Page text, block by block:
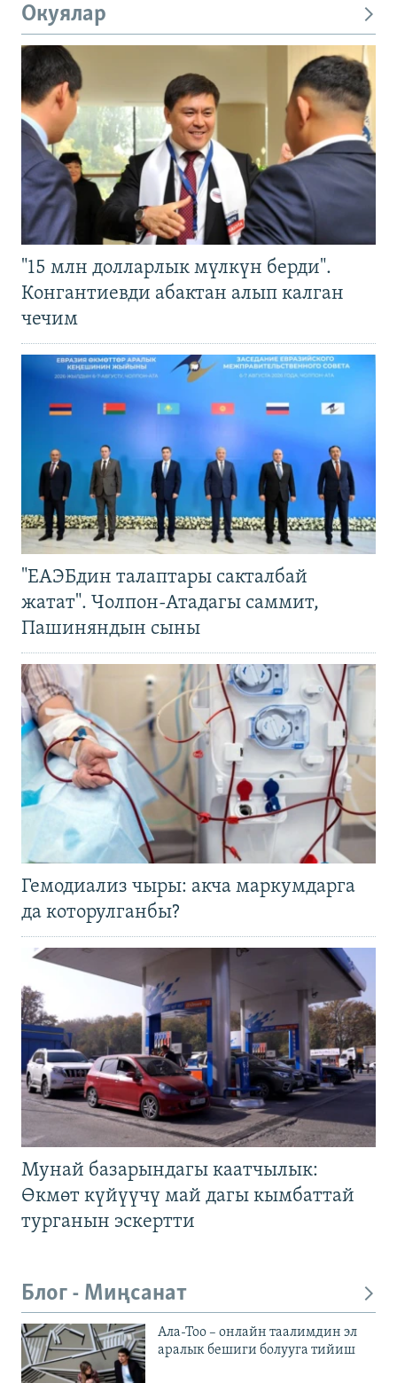
Окуялар
"15 млн долларлык мүлкүн берди".
Конгантиевди абактан алып калган
чечим
"ЕАЭБдин талаптары сакталбай
жатат". Чолпон-Атадагы саммит,
Пашиняндын сыны
Гемодиализ чыры: акча маркумдарга
да которулганбы?
Мунай базарындагы каатчылык:
Өкмөт күйүүчү май дагы кымбаттай
турганын эскертти
Блог - Миңсанат
Ала-Тоо – онлайн таалимдин эл
аралык бешиги болууга тийиш